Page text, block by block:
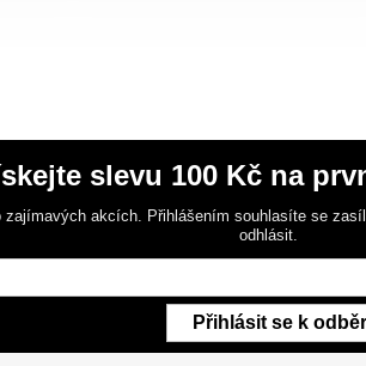
slevu 100 Kč na
akcích. Přihlášením souhlasíte se
odhlásit.
Přihlásit se k